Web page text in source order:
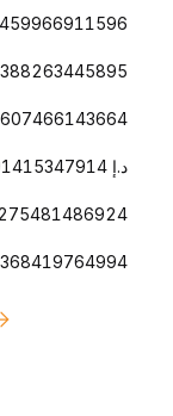
د.إ 0.002344191415347914